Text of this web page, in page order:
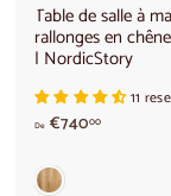
Table de salle à
rallonges en
| NordicStory
11
De €74000A